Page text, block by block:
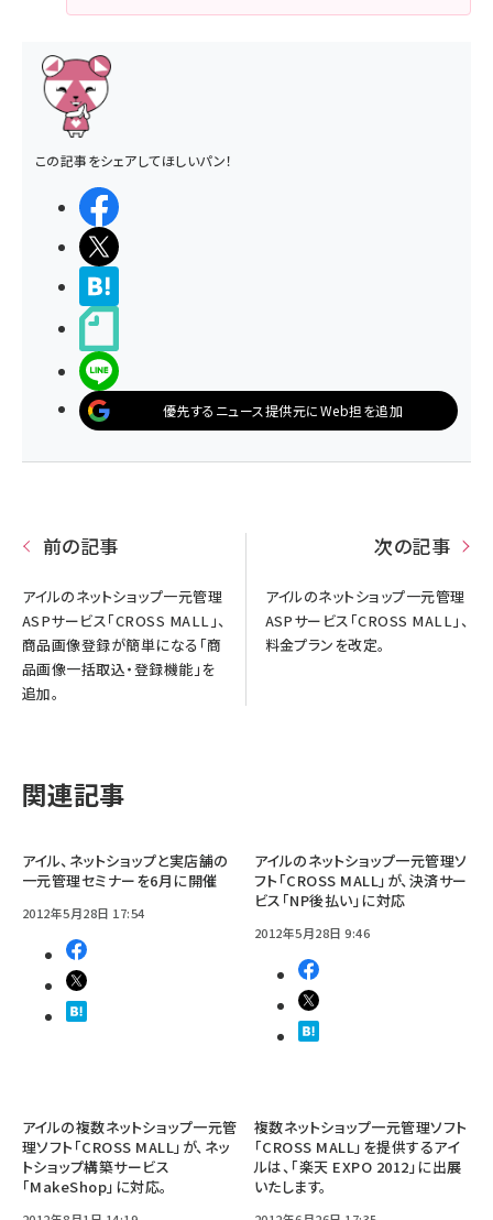
この記事をシェアしてほしいパン！
優先するニュース提供元にWeb担を追加
前の記事
アイルのネットショップ一元管理
ASPサービス「CROSS MALL」、
商品画像登録が簡単になる「商
品画像一括取込・登録機能」を
追加。
次の記事
アイルのネットショップ一元管理
ASPサービス「CROSS MALL」、
料金プランを改定。
関連記事
アイル、ネットショップと実店舗の
一元管理セミナーを6月に開催
2012年5月28日 17:54
アイルのネットショップ一元管理ソ
フト「CROSS MALL」が、決済サー
ビス「NP後払い」に対応
2012年5月28日 9:46
アイルの複数ネットショップ一元管
理ソフト「CROSS MALL」が、ネッ
トショップ構築サービス
「MakeShop」に対応。
複数ネットショップ一元管理ソフト
「CROSS MALL」を提供するアイ
ルは、「楽天 EXPO 2012」に出展
いたします。